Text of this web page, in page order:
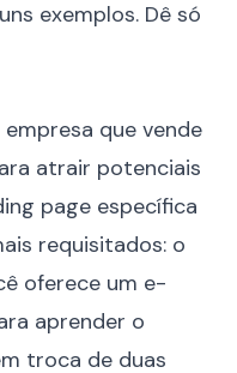
exemplos. Dê só
que vende
atrair potenciais
page específica
requisitados: o
oferece um e-
aprender o
troca de duas